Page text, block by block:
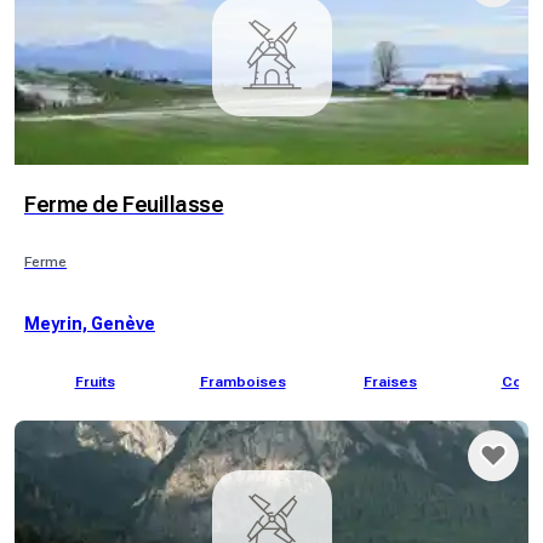
Ferme de Feuillasse
Ferme
Meyrin, Genève
Fruits Framboises Fraises